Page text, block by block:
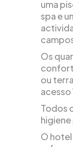
uma
spa e
Os
ou
Todos
O